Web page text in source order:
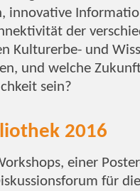
innovative
der
Kulturerbe- und
und welche
sein?
2016
einer
für